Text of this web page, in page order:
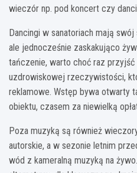
wieczór np. pod koncert czy
Dancingi w sanatoriach mają
ale jednocześnie zaskakująco
tańczenie, warto choć raz przyjść
uzdrowiskowej rzeczywistości,
reklamowe. Wstęp bywa otwarty
obiektu, czasem za niewielką
Poza muzyką są również
autorskie, a w sezonie letnim
wód z kameralną muzyką na